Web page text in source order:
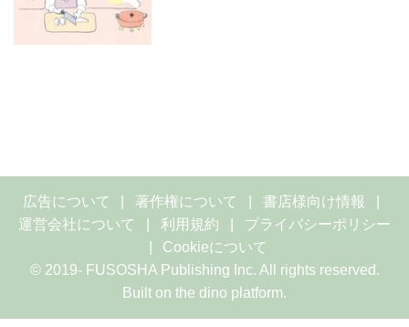
広告について 著作権について
書店様向け情報
運営会社について
利用規約
プライバシーポリシー
Cookieについて
© 2019- FUSOSHA Publishing Inc. All rights reserved.
Built on the dino platform.